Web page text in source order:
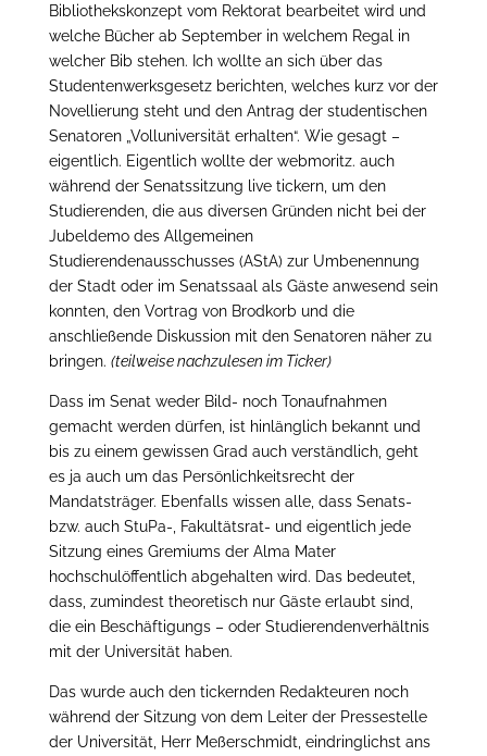
Bibliothekskonzept vom Rektorat bearbeitet wird und
welche Bücher ab September in welchem Regal in
welcher Bib stehen. Ich wollte an sich über das
Studentenwerksgesetz berichten, welches kurz vor der
Novellierung steht und den Antrag der studentischen
Senatoren „Volluniversität erhalten“. Wie gesagt –
eigentlich. Eigentlich wollte der webmoritz. auch
während der Senatssitzung live tickern, um den
Studierenden, die aus diversen Gründen nicht bei der
Jubeldemo des Allgemeinen
Studierendenausschusses (AStA) zur Umbenennung
der Stadt oder im Senatssaal als Gäste anwesend sein
konnten, den Vortrag von Brodkorb und die
anschließende Diskussion mit den Senatoren näher zu
bringen. (teilweise nachzulesen im Ticker)
Dass im Senat weder Bild- noch Tonaufnahmen
gemacht werden dürfen, ist hinlänglich bekannt und
bis zu einem gewissen Grad auch verständlich, geht
es ja auch um das Persönlichkeitsrecht der
Mandatsträger. Ebenfalls wissen alle, dass Senats-
bzw. auch StuPa-, Fakultätsrat- und eigentlich jede
Sitzung eines Gremiums der Alma Mater
hochschulöffentlich abgehalten wird. Das bedeutet,
dass, zumindest theoretisch nur Gäste erlaubt sind,
die ein Beschäftigungs – oder Studierendenverhältnis
mit der Universität haben.
Das wurde auch den tickernden Redakteuren noch
während der Sitzung von dem Leiter der Pressestelle
der Universität, Herr Meßerschmidt, eindringlichst ans